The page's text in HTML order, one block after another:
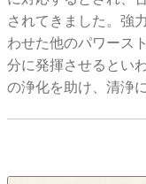
されてきました。強
わせた他のパワース
分に発揮させるとい
の浄化を助け、清浄